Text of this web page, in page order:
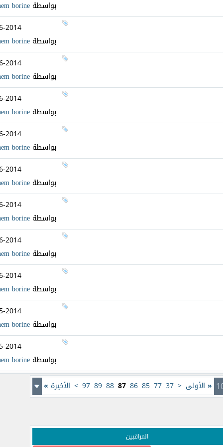
بواسطة borine
2014
بواسطة borine
2014
بواسطة borine
2014
بواسطة borine
2014
بواسطة borine
2014
بواسطة borine
2014
بواسطة borine
2014
بواسطة borine
2014
بواسطة borine
2014
بواسطة borine
2014
بواسطة borine
« الأولى <
37
77
85
86
87
88
89
97
> الأخيرة »
المراقبين